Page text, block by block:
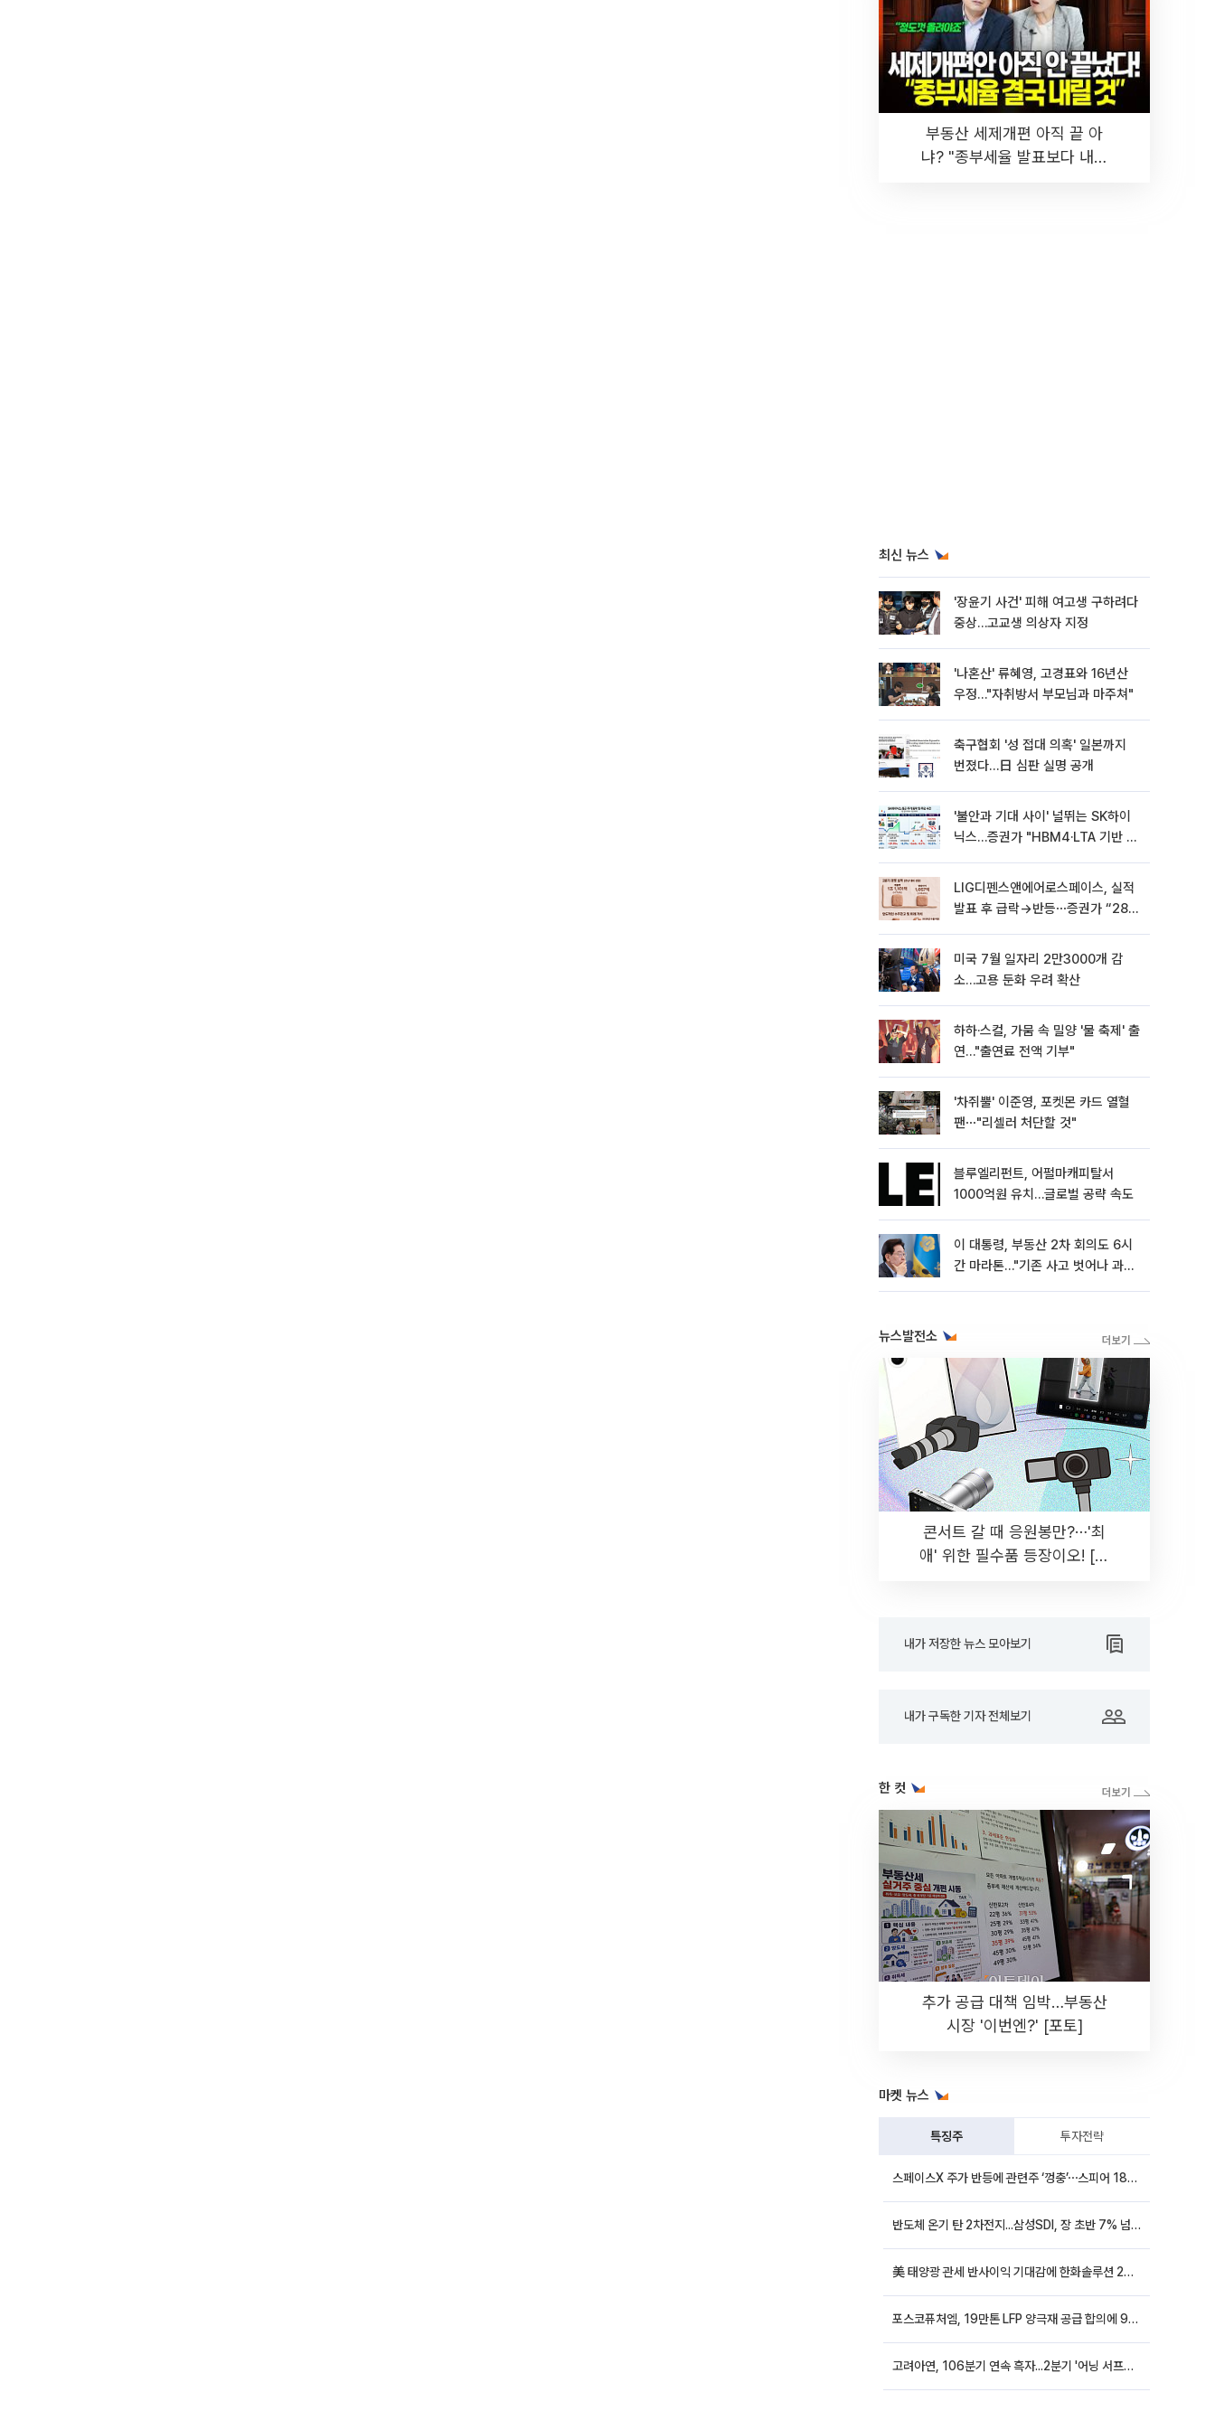
부동산 세제개편 아직 끝 아
냐? "종부세율 발표보다 내릴
최신 뉴스
'장윤기 사건' 피해 여고생 구하려다
중상…고교생 의상자 지정
'나혼산' 류혜영, 고경표와 16년산
우정…"자취방서 부모님과 마주쳐"
축구협회 '성 접대 의혹' 일본까지
번졌다…日 심판 실명 공개
'불안과 기대 사이' 널뛰는 SK하이
닉스…증권가 "HBM4·LTA 기반 펀
LIG디펜스앤에어로스페이스, 실적
발표 후 급락→반등⋯증권가 “28년
미국 7월 일자리 2만3000개 감
소…고용 둔화 우려 확산
하하·스컬, 가뭄 속 밀양 '물 축제' 출
연…"출연료 전액 기부"
'차쥐뿔' 이준영, 포켓몬 카드 열혈
팬⋯"리셀러 처단할 것"
블루엘리펀트, 어펄마캐피탈서
1000억원 유치…글로벌 공략 속도
이 대통령, 부동산 2차 회의도 6시
간 마라톤…"기존 사고 벗어나 과감
뉴스발전소
콘서트 갈 때 응원봉만?⋯'최
애' 위한 필수품 등장이오! [솔
내가 저장한 뉴스 모아보기
내가 구독한 기자 전체보기
한 컷
추가 공급 대책 임박…부동산
시장 '이번엔?' [포토]
마켓 뉴스
특징주 투자전략
스페이스X 주가 반등에 관련주 ‘껑충’⋯스피어 18%ㆍ에이치브이엠 12%↑
반도체 온기 탄 2차전지...삼성SDI, 장 초반 7% 넘게 껑충
美 태양광 관세 반사이익 기대감에 한화솔루션 20%대·OCI홀딩스 14%대 급등
포스코퓨처엠, 19만톤 LFP 양극재 공급 합의에 9%대 강세
고려아연, 106분기 연속 흑자...2분기 '어닝 서프라이즈'에 장 초반 12%대 강세